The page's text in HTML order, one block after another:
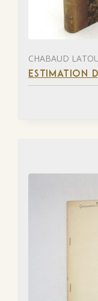
CHABAUD
ESTIMATION